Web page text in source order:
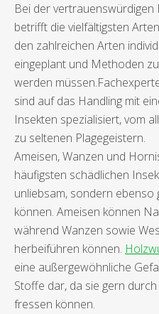
Bei der
betrifft die vielfältigsten
den zahlreichen Arten
eingeplant und Methoden
werden
sind auf das Handling mit
Insekten spezialisiert, vom
zu seltenen Plagegeistern.
Ameisen, Wanzen und
häufigsten schädlichen
unliebsam, sondern ebenso
können. Ameisen können
während Wanzen sowie
herbeiführen können.
eine außergewöhnliche
Stoffe dar, da sie gern
fressen können.